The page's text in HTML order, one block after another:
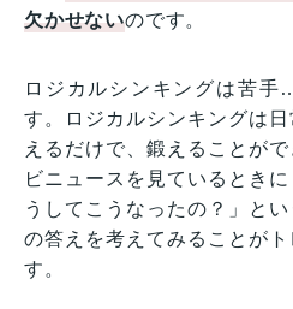
欠かせないのです。
ロジカルシンキングは苦
す。ロジカルシンキングは
えるだけで、鍛えることが
ビニュースを見ているとき
うしてこうなったの？」と
の答えを考えてみることが
す。